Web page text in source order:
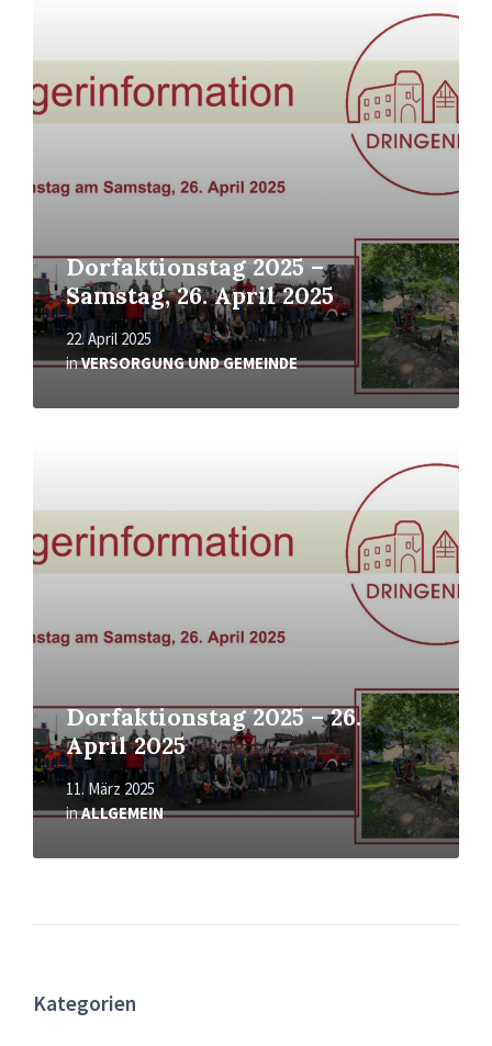
Dorfaktionstag 2025 –
Samstag, 26. April 2025
22. April 2025
inVERSORGUNG UND GEMEINDE
Dorfaktionstag 2025 – 26.
April 2025
11. März 2025
inALLGEMEIN
Kategorien